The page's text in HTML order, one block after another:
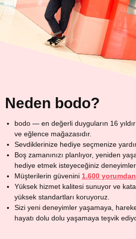
Neden bodo?
bodo — en değerli duyguların 16
ve eğlence mağazasıdır.
Sevdiklerinize hediye seçmenize
Boş zamanınızı planlıyor, yeniden
hediye etmek isteyeceğiniz
Müşterilerin güvenini 1.600 yorumdan
Yüksek hizmet kalitesi sunuyor ve
yüksek standartları koruyoruz.
Sizi yeni deneyimler yaşamaya,
hayatı dolu dolu yaşamaya teşvik